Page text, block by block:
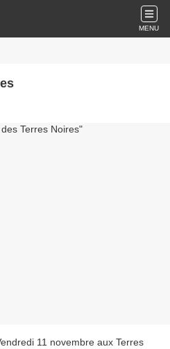
MENU
11 novembre aux Terres